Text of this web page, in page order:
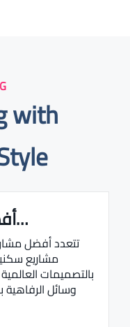
with
أفضل مشاريع العاصمة…
تتعدد أفضل
مشاريع
بالتصميمات
وسائل الرفاهية